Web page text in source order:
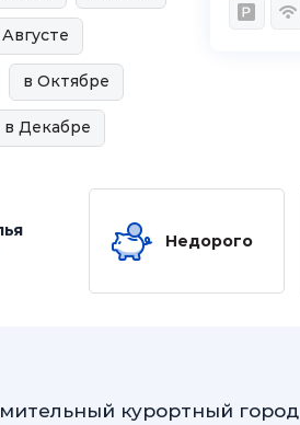
в Октябре
в Декабре
Недорого
курортный